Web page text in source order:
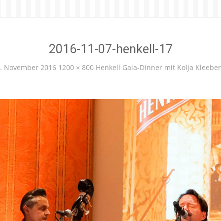
2016-11-07-henkell-17
November 2016 1200 × 800 Henkell Gala-Dinner mit Kolja